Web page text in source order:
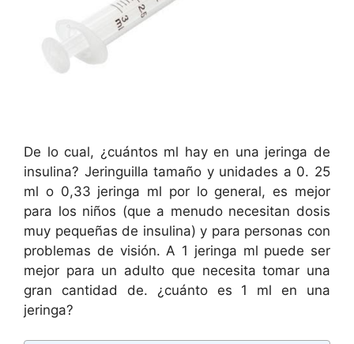
De lo cual, ¿cuántos ml hay en una jeringa de
insulina? Jeringuilla tamaño y unidades a 0. 25
ml o 0,33 jeringa ml por lo general, es mejor
para los niños (que a menudo necesitan dosis
muy pequeñas de insulina) y para personas con
problemas de visión. A 1 jeringa ml puede ser
mejor para un adulto que necesita tomar una
gran cantidad de. ¿cuánto es 1 ml en una
jeringa?